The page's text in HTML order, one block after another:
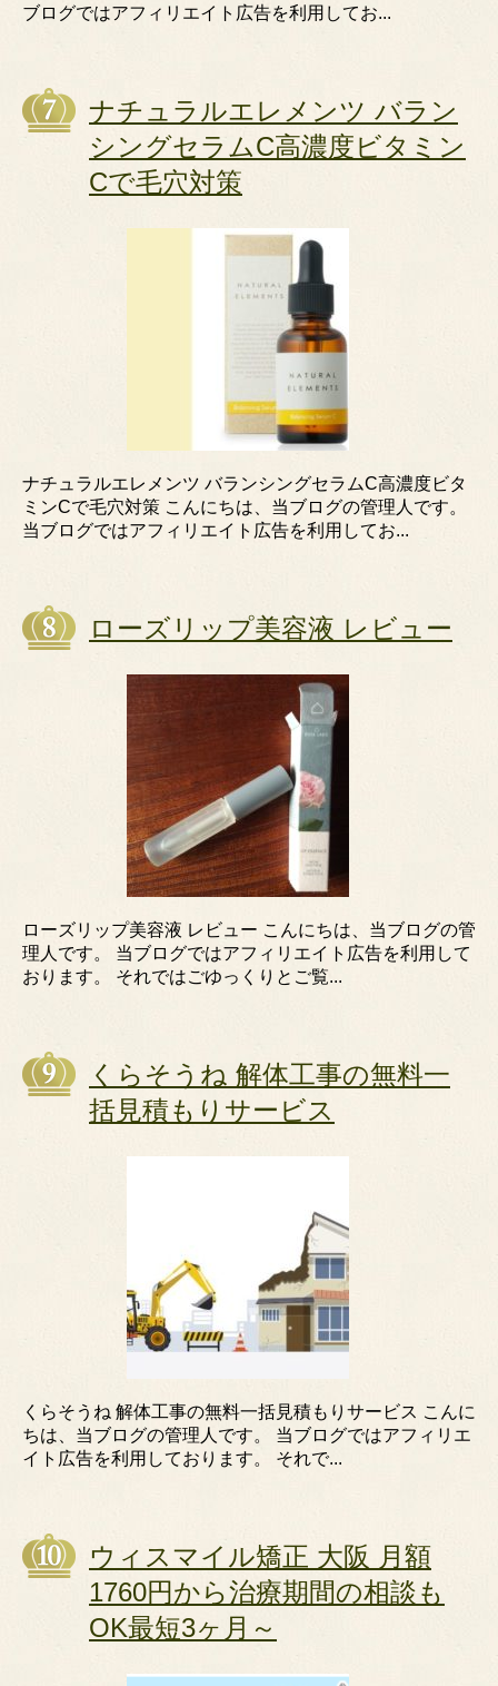
ブログではアフィリエイト広告を利用してお...
ナチュラルエレメンツ バラン
シングセラムC高濃度ビタミン
Cで毛穴対策
ナチュラルエレメンツ バランシングセラムC高濃度ビタ
ミンCで毛穴対策 こんにちは、当ブログの管理人です。
当ブログではアフィリエイト広告を利用してお...
ローズリップ美容液 レビュー
ローズリップ美容液 レビュー こんにちは、当ブログの管
理人です。 当ブログではアフィリエイト広告を利用して
おります。 それではごゆっくりとご覧...
くらそうね 解体工事の無料一
括見積もりサービス
くらそうね 解体工事の無料一括見積もりサービス こんに
ちは、当ブログの管理人です。 当ブログではアフィリエ
イト広告を利用しております。 それで...
ウィスマイル矯正 大阪 月額
1760円から治療期間の相談も
OK最短3ヶ月～